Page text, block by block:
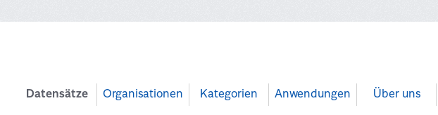
Datensätze Organisationen Kategorien Anwendungen Über uns